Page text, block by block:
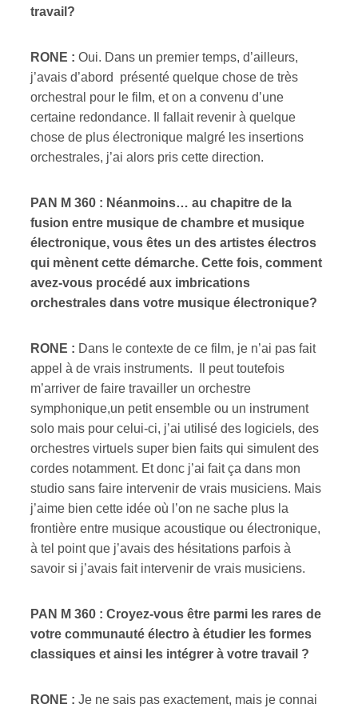
travail?
RONE : Oui. Dans un premier temps, d’ailleurs,
j’avais d’abord présenté quelque chose de très
orchestral pour le film, et on a convenu d’une
certaine redondance. Il fallait revenir à quelque
chose de plus électronique malgré les insertions
orchestrales, j’ai alors pris cette direction.
PAN M 360 : Néanmoins… au chapitre de la
fusion entre musique de chambre et musique
électronique, vous êtes un des artistes électros
qui mènent cette démarche. Cette fois, comment
avez-vous procédé aux imbrications
orchestrales dans votre musique électronique?
RONE : Dans le contexte de ce film, je n’ai pas fait
appel à de vrais instruments. Il peut toutefois
m’arriver de faire travailler un orchestre
symphonique,un petit ensemble ou un instrument
solo mais pour celui-ci, j’ai utilisé des logiciels, des
orchestres virtuels super bien faits qui simulent des
cordes notamment. Et donc j’ai fait ça dans mon
studio sans faire intervenir de vrais musiciens. Mais
j’aime bien cette idée où l’on ne sache plus la
frontière entre musique acoustique ou électronique,
à tel point que j’avais des hésitations parfois à
savoir si j’avais fait intervenir de vrais musiciens.
PAN M 360 : Croyez-vous être parmi les rares de
votre communauté électro à étudier les formes
classiques et ainsi les intégrer à votre travail ?
RONE : Je ne sais pas exactement, mais je connai